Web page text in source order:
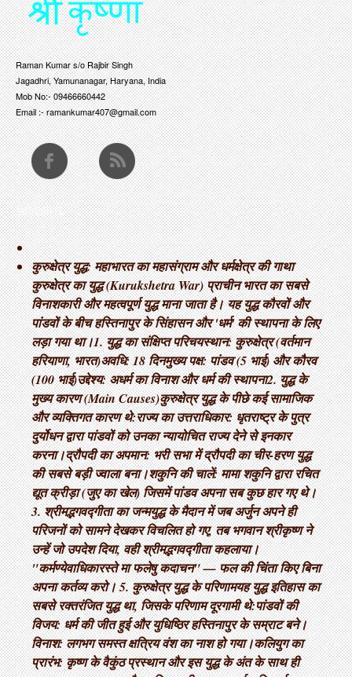
Raman Kumar s/o Rajbir Singh
Jagadhri, Yamunanagar, Haryana, India
Mob No:- 09466660442
Email :- ramankumar407@gmail.com
THOUGHTS
कुरुक्षेत्र युद्ध: महाभारत का महासंग्राम और धर्मक्षेत्र की गाथा ​
कुरुक्षेत्र का युद्ध (Kurukshetra War) प्राचीन भारत का सबसे
विनाशकारी और महत्वपूर्ण युद्ध माना जाता है। यह युद्ध कौरवों और
पांडवों के बीच हस्तिनापुर के सिंहासन और 'धर्म' की स्थापना के लिए
लड़ा गया था। ​1. युद्ध का संक्षिप्त परिचय ​स्थान: कुरुक्षेत्र (वर्तमान
हरियाणा, भारत) ​अवधि: 18 दिन ​मुख्य पक्ष: पांडव (5 भाई) और कौरव
(100 भाई) ​उद्देश्य: अधर्म का विनाश और धर्म की स्थापना ​2. युद्ध के
मुख्य कारण (Main Causes) ​कुरुक्षेत्र युद्ध के पीछे कई सामाजिक
और व्यक्तिगत कारण थे: ​राज्य का उत्तराधिकार: धृतराष्ट्र के पुत्र
दुर्योधन द्वारा पांडवों को उनका न्यायोचित राज्य देने से इनकार
करना। ​द्रौपदी का अपमान: भरी सभा में द्रौपदी का चीर-हरण युद्ध
की सबसे बड़ी ज्वाला बना। ​शकुनि की चालें: मामा शकुनि द्वारा रचित
द्यूत क्रीड़ा (जुए का खेल) जिसमें पांडव अपना सब कुछ हार गए थे। ​
3. श्रीमद्भगवद्गीता का जन्म ​युद्ध के मैदान में जब अर्जुन अपने ही
परिजनों को सामने देखकर विचलित हो गए, तब भगवान श्रीकृष्ण ने
उन्हें जो उपदेश दिया, वही श्रीमद्भगवद्गीता कहलाया। ​
"कर्मण्येवाधिकारस्ते मा फलेषु कदाचन" — फल की चिंता किए बिना
अपना कर्तव्य करो। 5. कुरुक्षेत्र युद्ध के परिणाम ​यह युद्ध इतिहास का
सबसे रक्तरंजित युद्ध था, जिसके परिणाम दूरगामी थे: ​पांडवों की
विजय: धर्म की जीत हुई और युधिष्ठिर हस्तिनापुर के सम्राट बने। ​
विनाश: लगभग समस्त क्षत्रिय वंश का नाश हो गया। ​कलियुग का
प्रारंभ: कृष्ण के वैकुंठ प्रस्थान और इस युद्ध के अंत के साथ ही